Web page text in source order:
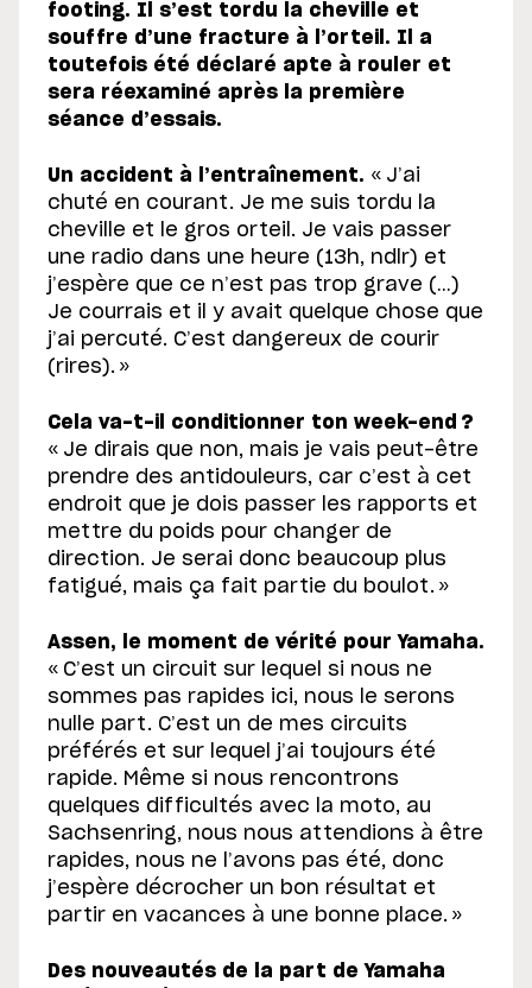
footing. Il s’est tordu la cheville et
souffre d’une fracture à l’orteil. Il a
toutefois été déclaré apte à rouler et
sera réexaminé après la première
séance d’essais.
Un accident à l’entraînement. « J’ai
chuté en courant. Je me suis tordu la
cheville et le gros orteil. Je vais passer
une radio dans une heure (13h, ndlr) et
j’espère que ce n’est pas trop grave (…)
Je courrais et il y avait quelque chose que
j’ai percuté. C’est dangereux de courir
(rires). »
Cela va-t-il conditionner ton week-end ?
« Je dirais que non, mais je vais peut-être
prendre des antidouleurs, car c’est à cet
endroit que je dois passer les rapports et
mettre du poids pour changer de
direction. Je serai donc beaucoup plus
fatigué, mais ça fait partie du boulot. »
Assen, le moment de vérité pour Yamaha.
« C’est un circuit sur lequel si nous ne
sommes pas rapides ici, nous le serons
nulle part. C’est un de mes circuits
préférés et sur lequel j’ai toujours été
rapide. Même si nous rencontrons
quelques difficultés avec la moto, au
Sachsenring, nous nous attendions à être
rapides, nous ne l’avons pas été, donc
j’espère décrocher un bon résultat et
partir en vacances à une bonne place. »
Des nouveautés de la part de Yamaha